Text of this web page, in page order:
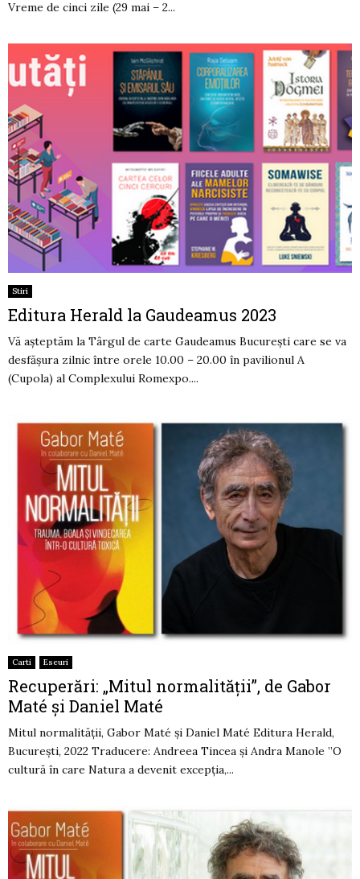
Vreme de cinci zile (29 mai – 2...
Stiri
Editura Herald la Gaudeamus 2023
Vă așteptăm la Târgul de carte Gaudeamus București care se va
desfășura zilnic între orele 10.00 – 20.00 în pavilionul A
(Cupola) al Complexului Romexpo....
Carti Eseuri
Recuperări: „Mitul normalităţii”, de Gabor
Maté și Daniel Maté
Mitul normalităţii, Gabor Maté și Daniel Maté Editura Herald,
Bucureşti, 2022 Traducere: Andreea Tincea şi Andra Manole ”O
cultură în care Natura a devenit excepția,...